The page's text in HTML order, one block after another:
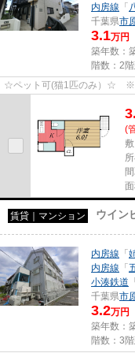
内房線 「
千葉県市
3.1万円
築年数：
階数：2
☆ペット可(猫1匹のみ）☆ ※
(
賃貸｜マンション ウイン
内房線 「
内房線 「
小湊鉄道
千葉県市
3.2万円
築年数：
階数：3